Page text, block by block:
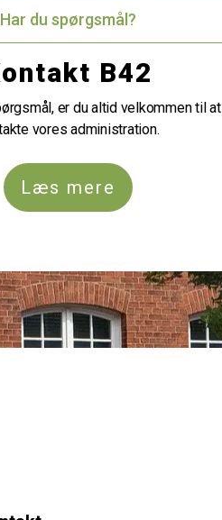
Har du spørgsmål?
B42
er du altid velkommen til at
vores administration.
Læs mere